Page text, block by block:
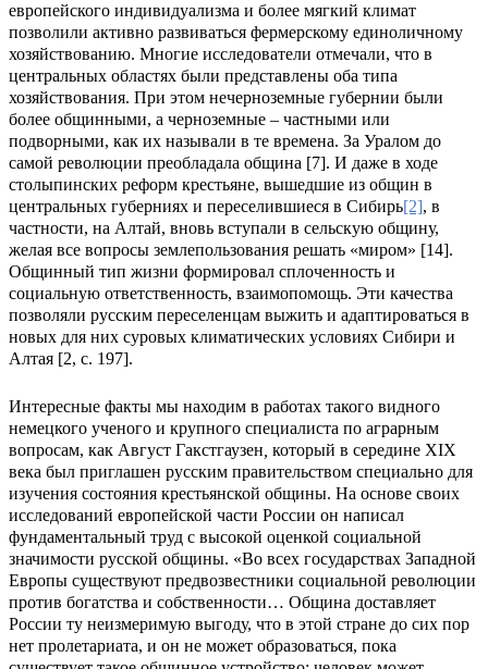
европейского индивидуализма и более мягкий климат
позволили активно развиваться фермерскому единоличному
хозяйствованию. Многие исследователи отмечали, что в
центральных областях были представлены оба типа
хозяйствования. При этом нечерноземные губернии были
более общинными, а черноземные – частными или
подворными, как их называли в те времена. За Уралом до
самой революции преобладала община [7]. И даже в ходе
столыпинских реформ крестьяне, вышедшие из общин в
центральных губерниях и переселившиеся в Сибирь[2], в
частности, на Алтай, вновь вступали в сельскую общину,
желая все вопросы землепользования решать «миром» [14].
Общинный тип жизни формировал сплоченность и
социальную ответственность, взаимопомощь. Эти качества
позволяли русским переселенцам выжить и адаптироваться в
новых для них суровых климатических условиях Сибири и
Алтая [2, с. 197].
Интересные факты мы находим в работах такого видного
немецкого ученого и крупного специалиста по аграрным
вопросам, как Август Гакстгаузен который в середине XIX
века был приглашен русским правительством специально для
изучения состояния крестьянской общины. На основе своих
исследований европейской части России он написал
фундаментальный труд с высокой оценкой социальной
значимости русской общины. «Во всех государствах Западной
Европы существуют предвозвестники социальной революции
против богатства и собственности… Община доставляет
России ту неизмеримую выгоду, что в этой стране до сих пор
нет пролетариата, и он не может образоваться, пока